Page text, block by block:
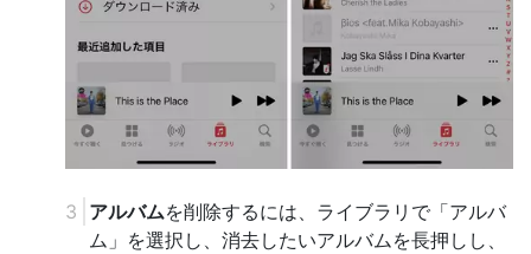
アルバムを削除するには、ライブラリで「アルバ
ム」を選択し、消去したいアルバムを長押しし、